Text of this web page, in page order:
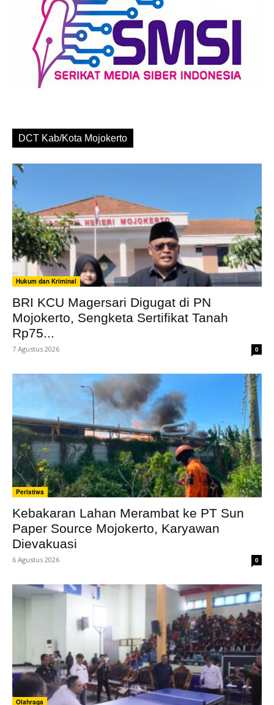
DCT Kab/Kota Mojokerto
Hukum dan Kriminal
BRI KCU Magersari Digugat di PN
Mojokerto, Sengketa Sertifikat Tanah
Rp75...
7 Agustus 2026 0
Peristiwa
Kebakaran Lahan Merambat ke PT Sun
Paper Source Mojokerto, Karyawan
Dievakuasi
6 Agustus 2026 0
Olahraga